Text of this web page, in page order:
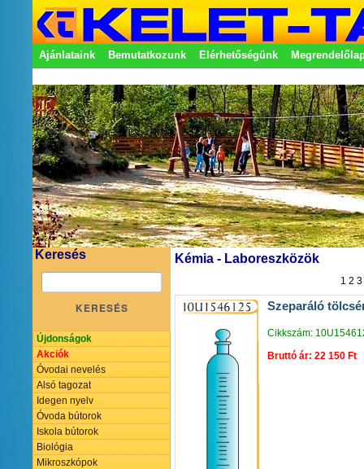
Ajánlataink Bemutatkozunk Elérhetőségünk
Keresés
KERESÉS
Újdonságok
Akciók
Óvodai nevelés
Alsó tagozat
Idegen nyelv
Óvoda bútorok
Iskola bútorok
Biológia
Mikroszkópok
Kémia - Laboreszközök
1 2 3
Szeparáló
Cikkszám:
Bruttó ár: 22 150 Ft